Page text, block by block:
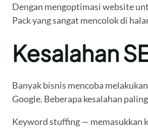
Dengan mengoptimasi website
Pack yang sangat mencolok di
Kesalahan
Banyak bisnis mencoba
Google. Beberapa kesalahan
Keyword stuffing — memasukkan